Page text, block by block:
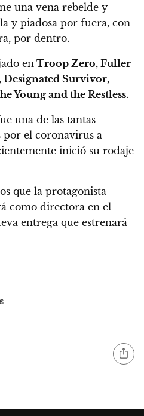
una vena rebelde y
y piadosa por fuera, con
por dentro.
en Troop Zero, Fuller
Designated Survivor,
Young and the Restless.
una de las tantas
por el coronavirus a
inició su rodaje
que la protagonista
como directora en el
entrega que estrenará